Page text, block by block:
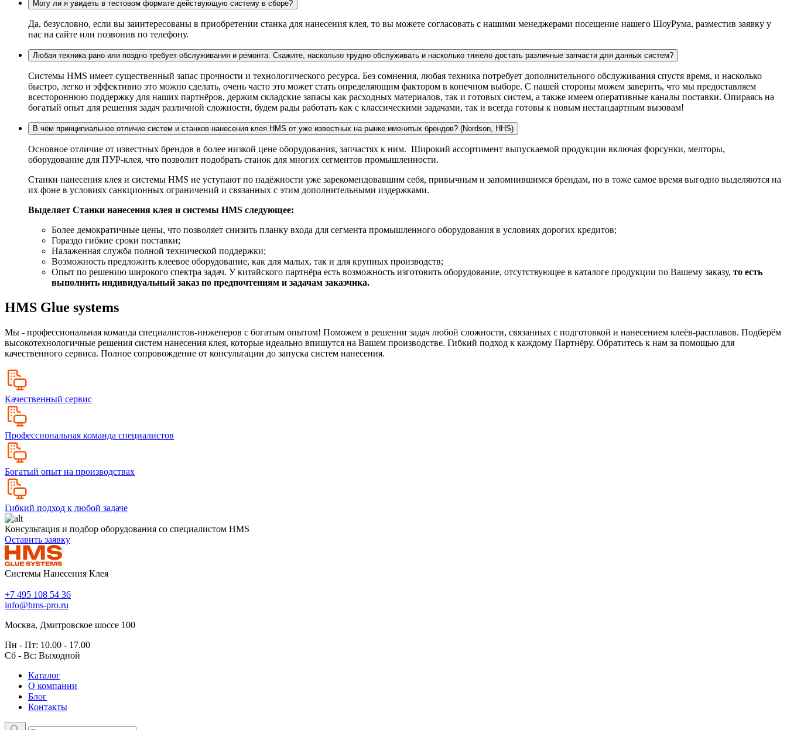
Могу ли я увидеть в тестовом формате действующую систему в сборе?
Да, безусловно, если вы заинтересованы в приобретении станка для нанесения клея, то вы можете согласовать с нашими менеджерами посещение нашего ШоуРума, разместив заявку у
нас на сайте или позвонив по телефону.
Любая техника рано или поздно требует обслуживания и ремонта. Скажите, насколько трудно обслуживать и насколько тяжело достать различные запчасти для данных систем?
Системы HMS имеет существенный запас прочности и технологического ресурса. Без сомнения, любая техника потребует дополнительного обслуживания спустя время, и насколько
быстро, легко и эффективно это можно сделать, очень часто это может стать определяющим фактором в конечном выборе. С нашей стороны можем заверить, что мы предоставляем
всестороннюю поддержку для наших партнёров, держим складские запасы как расходных материалов, так и готовых систем, а также имеем оперативные каналы поставки. Опираясь на
богатый опыт для решения задач различной сложности, будем рады работать как с классическими задачами, так и всегда готовы к новым нестандартным вызовам!
В чём принципиальное отличие систем и станков нанесения клея HMS от уже известных на рынке именитых брендов? (Nordson, HHS)
Основное отличие от известных брендов в более низкой цене оборудования, запчастях к ним. Широкий ассортимент выпускаемой продукции включая форсунки, мелторы,
оборудование для ПУР-клея, что позволит подобрать станок для многих сегментов промышленности.
Станки нанесения клея и системы HMS не уступают по надёжности уже зарекомендовавшим себя, привычным и запомнившимся брендам, но в тоже самое время выгодно выделяются на
их фоне в условиях санкционных ограничений и связанных с этим дополнительными издержками.
Выделяет Станки нанесения клея и системы HMS следующее:
Более демократичные цены, что позволяет снизить планку входа для сегмента промышленного оборудования в условиях дорогих кредитов;
Гораздо гибкие сроки поставки;
Налаженная служба полной технической поддержки;
Возможность предложить клеевое оборудование, как для малых, так и для крупных производств;
Опыт по решению широкого спектра задач. У китайского партнёра есть возможность изготовить оборудование, отсутствующее в каталоге продукции по Вашему заказу, то есть
выполнить индивидуальный заказ по предпочтениям и задачам заказчика.
HMS Glue systems
Мы - профессиональная команда специалистов-инженеров с богатым опытом! Поможем в решении задач любой сложности, связанных с подготовкой и нанесением клеёв-расплавов. Подберём
высокотехнологичные решения систем нанесения клея, которые идеально впишутся на Вашем производстве. Гибкий подход к каждому Партнёру. Обратитесь к нам за помощью для
качественного сервиса. Полное сопровождение от консультации до запуска систем нанесения.
Качественный сервис
Профессиональная команда специалистов
Богатый опыт на производствах
Гибкий подход к любой задаче
Консультация и подбор оборудования со специалистом HMS
Оставить заявку
Системы Нанесения Клея
+7 495 108 54 36
info@hms-pro.ru
Москва, Дмитровское шоссе 100
Пн - Пт: 10.00 - 17.00
Сб - Вс: Выходной
Каталог
О компании
Блог
Контакты